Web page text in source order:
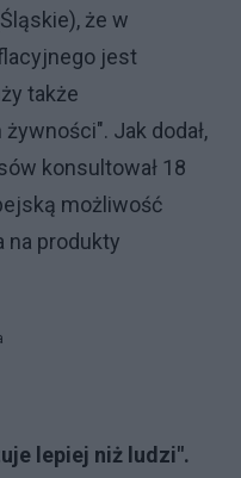
że w
jest
także
Jak dodał,
konsultował 18
możliwość
na produkty
lepiej niż ludzi".